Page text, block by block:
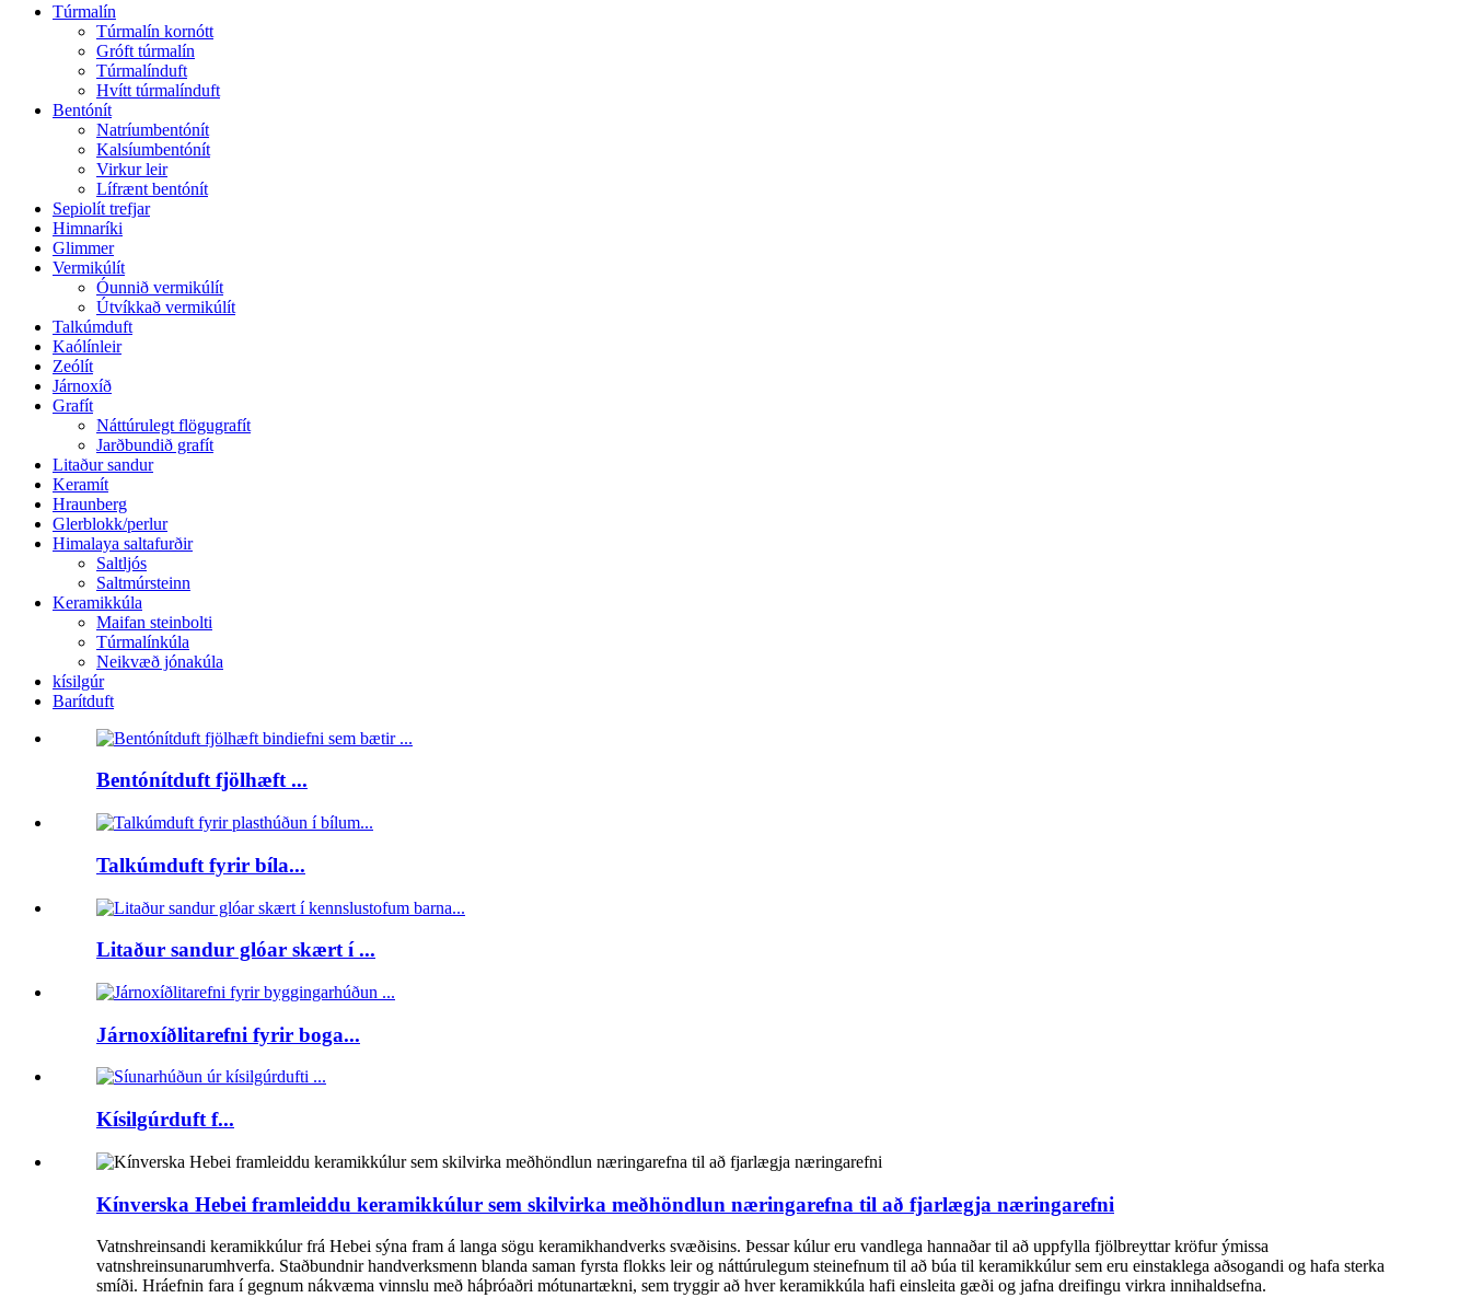
Túrmalín
Túrmalín kornótt
Gróft túrmalín
Túrmalínduft
Hvítt túrmalínduft
Bentónít
Natríumbentónít
Kalsíumbentónít
Virkur leir
Lífrænt bentónít
Sepiolít trefjar
Himnaríki
Glimmer
Vermikúlít
Óunnið vermikúlít
Útvíkkað vermikúlít
Talkúmduft
Kaólínleir
Zeólít
Járnoxíð
Grafít
Náttúrulegt flögugrafít
Jarðbundið grafít
Litaður sandur
Keramít
Hraunberg
Glerblokk/perlur
Himalaya saltafurðir
Saltljós
Saltmúrsteinn
Keramikkúla
Maifan steinbolti
Túrmalínkúla
Neikvæð jónakúla
kísilgúr
Barítduft
Bentónítduft fjölhæft ...
Talkúmduft fyrir bíla...
Litaður sandur glóar skært í ...
Járnoxíðlitarefni fyrir boga...
Kísilgúrduft f...
Kínverska Hebei framleiddu keramikkúlur sem skilvirka meðhöndlun næringarefna til að fjarlægja næringarefni
Vatnshreinsandi keramikkúlur frá Hebei sýna fram á langa sögu keramikhandverks svæðisins. Þessar kúlur eru vandlega hannaðar til að uppfylla fjölbreyttar kröfur ýmissa
vatnshreinsunarumhverfa. Staðbundnir handverksmenn blanda saman fyrsta flokks leir og náttúrulegum steinefnum til að búa til keramikkúlur sem eru einstaklega aðsogandi og hafa sterka
smíði. Hráefnin fara í gegnum nákvæma vinnslu með háþróaðri mótunartækni, sem tryggir að hver keramikkúla hafi einsleita gæði og jafna dreifingu virkra innihaldsefna.